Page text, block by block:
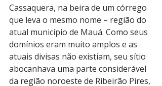
Cassaquera, na beira de um córrego
que leva o mesmo nome – região do
atual município de Mauá. Como seus
domínios eram muito amplos e as
atuais divisas não existiam, seu sítio
abocanhava uma parte considerável
da região noroeste de Ribeirão Pires,